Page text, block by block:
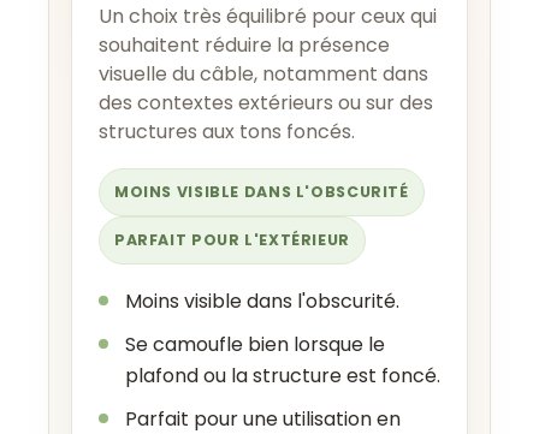
Un choix très équilibré pour ceux qui
souhaitent réduire la présence
visuelle du câble, notamment dans
des contextes extérieurs ou sur des
structures aux tons foncés.
MOINS VISIBLE DANS L'OBSCURITÉ
PARFAIT POUR L'EXTÉRIEUR
Moins visible dans l'obscurité.
Se camoufle bien lorsque le
plafond ou la structure est foncé.
Parfait pour une utilisation en